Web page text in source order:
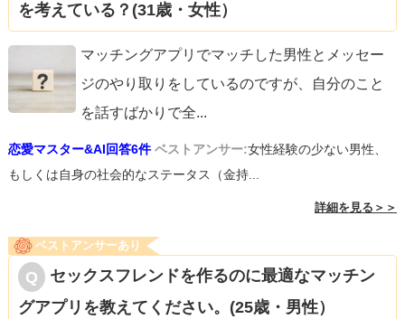
を考えている？(31歳・女性）
マッチングアプリでマッチした男性とメッセー
ジのやり取りをしているのですが、自分のこと
を話すばかりで全...
恋愛マスター&AI回答6件 ベストアンサー:女性経験の少ない男性、
もしくは自身の社会的なステータス（金持...
詳細を見る＞＞
ベストアンサーあり
セックスフレンドを作るのに最適なマッチン
グアプリを教えてください。(25歳・男性）